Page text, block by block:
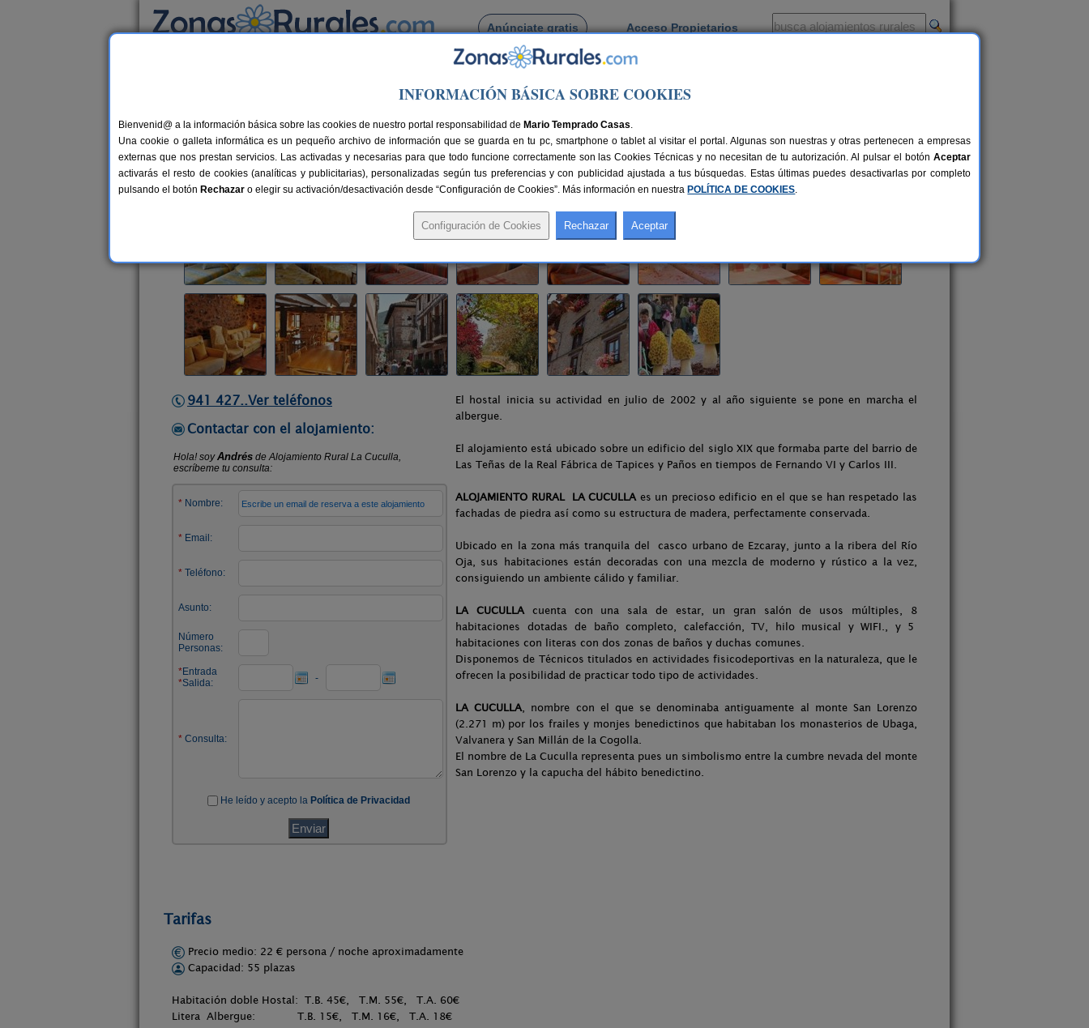
Anúnciate gratis Acceso Propietarios
Busca por pueblo
> Alojamiento Rural La Cuculla
Alojamiento Rural La Cuculla
Hostal Rural en Ezcaray (La Rioja)
Alquiler por habitaciones 55 plazas 56 km de Logroño Compartir:
941 427..Ver teléfonos
Contactar con el alojamiento:
El hostal inicia su actividad en julio de 2002 y al año siguiente se pone en marcha el
albergue.
El alojamiento está ubicado sobre un edificio del siglo XIX que formaba parte del barrio de
Las Teñas de la Real Fábrica de Tapices y Paños en tiempos de Fernando VI y Carlos III.
ALOJAMIENTO RURAL LA CUCULLAes un precioso edificio en el que se han respetado las
fachadas de piedra así como su estructura de madera, perfectamente conservada.
Ubicado en la zona más tranquila del casco urbano de Ezcaray, junto a la ribera del Río
Oja, sus habitaciones están decoradas con una mezcla de moderno y rústico a la vez,
consiguiendo un ambiente cálido y familiar.
LA CUCULLAcuenta con una sala de estar, un gran salón de usos múltiples, 8
habitaciones dotadas de baño completo, calefacción, TV, hilo musical y WIFI., y 5
habitaciones con literas con dos zonas de baños y duchas comunes.
Disponemos de Técnicos titulados en actividades fisicodeportivas en la naturaleza, que le
ofrecen la posibilidad de practicar todo tipo de actividades.
LA CUCULLA, nombre con el que se denominaba antiguamente al monte San Lorenzo
(2.271 m) por los frailes y monjes benedictinos que habitaban los monasterios de Ubaga,
Valvanera y San Millán de la Cogolla.
El nombre de La Cuculla representa pues un simbolismo entre la cumbre nevada del monte
San Lorenzo y la capucha del hábito benedictino.
Tarifas
Precio medio: 22 € persona / noche aproximadamente
Capacidad: 55 plazas
Habitación doble Hostal: T.B. 45€, T.M. 55€, T.A. 60€
Litera Albergue: T.B. 15€, T.M. 16€, T.A. 18€
INFORMACIÓN BÁSICA SOBRE COOKIES
Bienvenid@ a la información básica sobre las cookies de nuestro portal responsabilidad de Mario Temprado Casas.
Una cookie o galleta informática es un pequeño archivo de información que se guarda en tu pc, smartphone o tablet al visitar el portal. Algunas son nuestras y otras pertenecen a empresas
externas que nos prestan servicios. Las activadas y necesarias para que todo funcione correctamente son las Cookies Técnicas y no necesitan de tu autorización. Al pulsar el botón Aceptar
activarás el resto de cookies (analíticas y publicitarias), personalizadas según tus preferencias y con publicidad ajustada a tus búsquedas. Estas últimas puedes desactivarlas por completo
pulsando el botón Rechazar o elegir su activación/desactivación desde “Configuración de Cookies”. Más información en nuestra POLÍTICA DE COOKIES.